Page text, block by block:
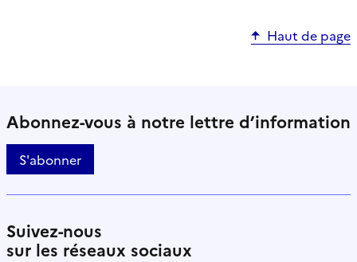
Haut de page
Abonnez-vous à notre lettre d’information
S'abonner
Suivez-nous
sur les réseaux sociaux